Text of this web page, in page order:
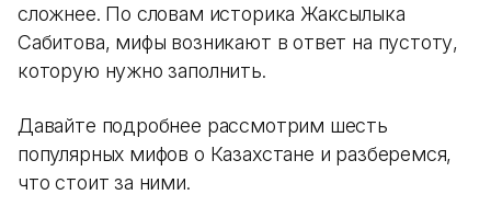
сложнее. По словам историка Жаксылыка
Сабитова, мифы возникают в ответ на пустоту,
которую нужно заполнить.
Давайте подробнее рассмотрим шесть
популярных мифов о Казахстане и разберемся,
что стоит за ними.